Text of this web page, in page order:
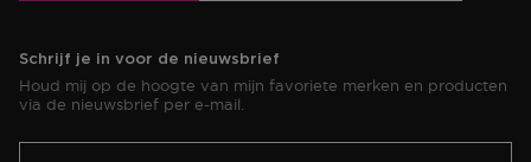
Schrijf je in voor de nieuwsbrief
Houd mij op de hoogte van mijn favoriete merken en producten
via de nieuwsbrief per e-mail.